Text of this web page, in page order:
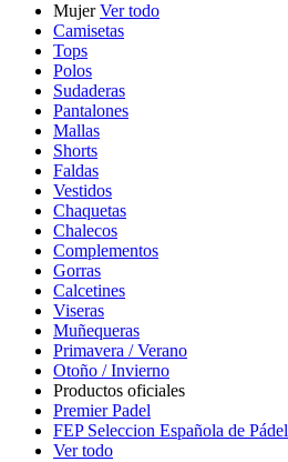
MujerVer todo
Camisetas
Tops
Polos
Sudaderas
Pantalones
Mallas
Shorts
Faldas
Vestidos
Chaquetas
Chalecos
Complementos
Gorras
Calcetines
Viseras
Muñequeras
Primavera / Verano
Otoño / Invierno
Productos oficiales
Premier Padel
FEP Seleccion Española de Pádel
Ver todo